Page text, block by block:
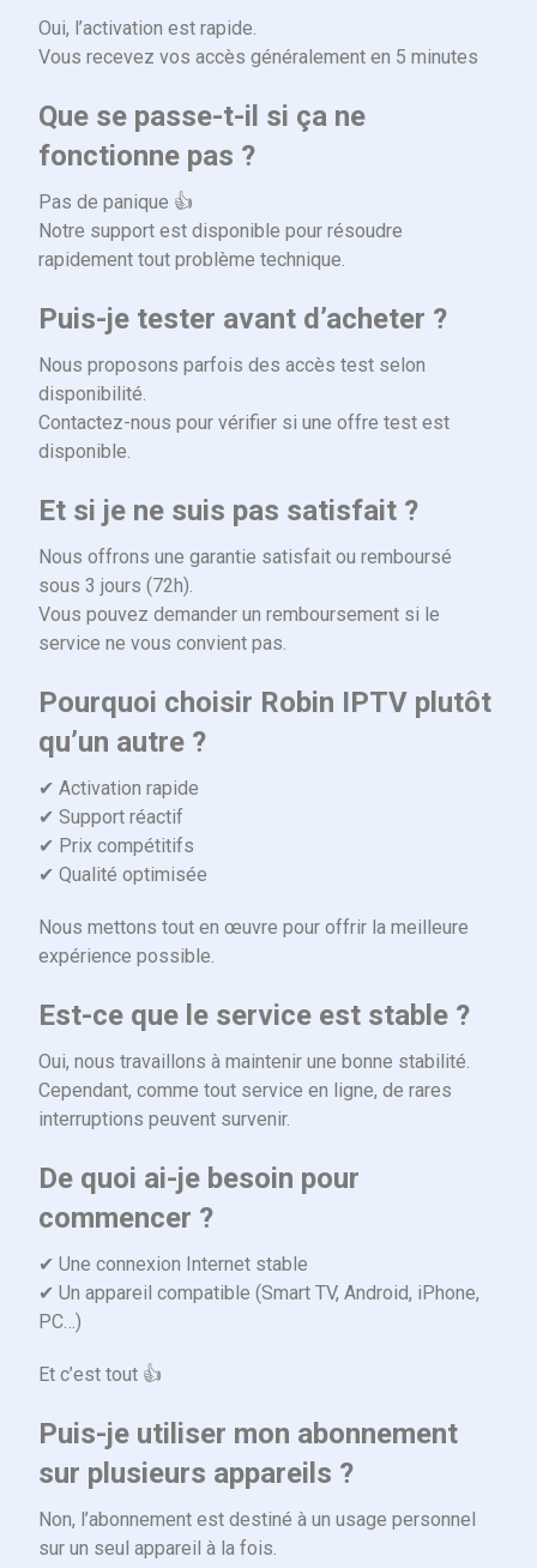
Oui, l’activation est rapide.
Vous recevez vos accès généralement en 5 minutes
Que se passe-t-il si ça ne
fonctionne pas ?
Pas de panique 👍
Notre support est disponible pour résoudre
rapidement tout problème technique.
Puis-je tester avant d’acheter ?
Nous proposons parfois des accès test selon
disponibilité.
Contactez-nous pour vérifier si une offre test est
disponible.
Et si je ne suis pas satisfait ?
Nous offrons une garantie satisfait ou remboursé
sous 3 jours (72h).
Vous pouvez demander un remboursement si le
service ne vous convient pas.
Pourquoi choisir Robin IPTV plutôt
qu’un autre ?
✔ Activation rapide
✔ Support réactif
✔ Prix compétitifs
✔ Qualité optimisée
Nous mettons tout en œuvre pour offrir la meilleure
expérience possible.
Est-ce que le service est stable ?
Oui, nous travaillons à maintenir une bonne stabilité.
Cependant, comme tout service en ligne, de rares
interruptions peuvent survenir.
De quoi ai-je besoin pour
commencer ?
✔ Une connexion Internet stable
✔ Un appareil compatible (Smart TV, Android, iPhone,
PC…)
Et c’est tout 👍
Puis-je utiliser mon abonnement
sur plusieurs appareils ?
Non, l’abonnement est destiné à un usage personnel
sur un seul appareil à la fois.